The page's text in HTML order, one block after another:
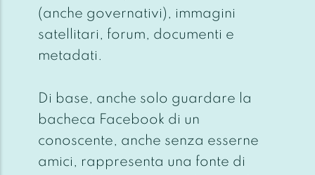
(anche governativi), immagini
satellitari, forum, documenti e
metadati.
Di base, anche solo guardare la
bacheca Facebook di un
conoscente, anche senza esserne
amici, rappresenta una fonte di